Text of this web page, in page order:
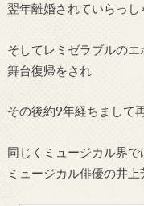
翌年離婚されていらっし
そしてレミゼラブルの
舞台復帰をされ
その後約9年経ちまして
同じくミュージカル界
ミュージカル俳優の井上